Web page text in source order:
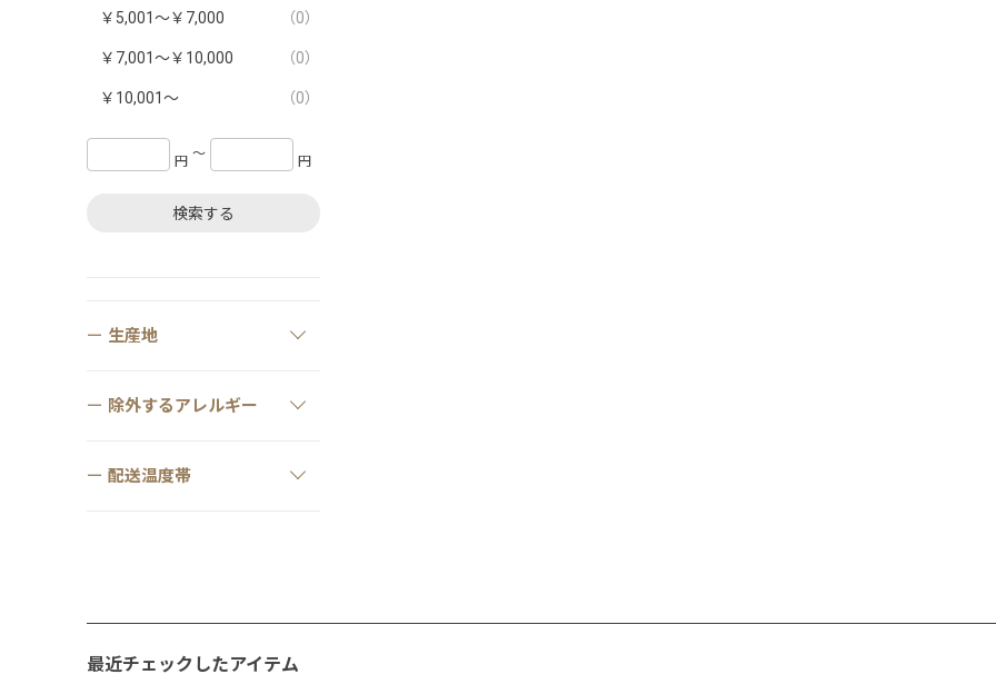
￥5,001～￥7,000 （0）
￥7,001～￥10,000 （0）
￥10,001～ （0）
円 〜 円
検索する
生産地
除外するアレルギー
配送温度帯
最近チェックしたアイテム